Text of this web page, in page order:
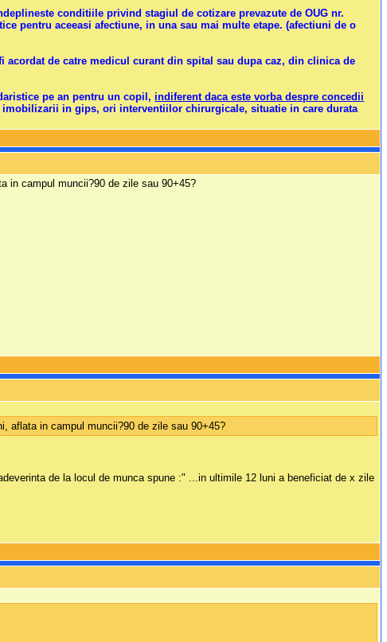
conditiile privind stagiul de cotizare prevazute de OUG nr.
pentru aceeasi afectiune, in una sau mai multe etape. (afectiuni de o
de catre medicul curant din spital sau dupa caz, din clinica de
pe an pentru un copil, indiferent daca este vorba despre concedii
in gips, ori interventiilor chirurgicale, situatie in care durata
in campul muncii?90 de zile sau 90+45?
aflata in campul muncii?90 de zile sau 90+45?
de la locul de munca spune :" ...in ultimile 12 luni a beneficiat de x zile